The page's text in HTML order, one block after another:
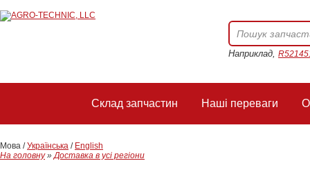
Наприклад,
Склад запчастин Наші переваги
Мова /Українська / English
На головну»Доставка в усі регіони